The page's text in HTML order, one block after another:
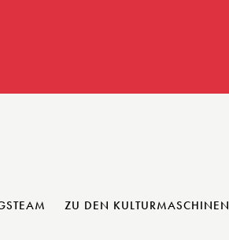
ZU DEN KULTURMASCHINEN